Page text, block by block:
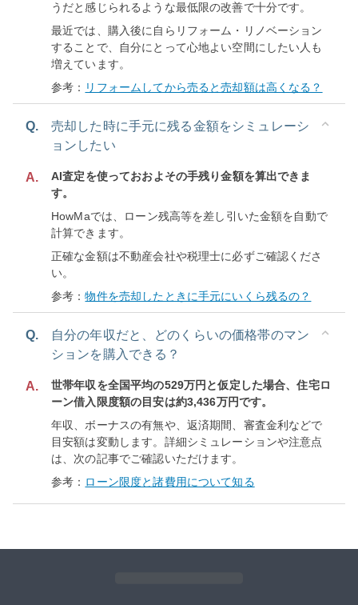
うだと感じられるような最低限の改善で十分です。
最近では、購入後に自らリフォーム・リノベーション
することで、自分にとって心地よい空間にしたい人も
増えています。
参考： リフォームしてから売ると売却額は高くなる？
Q.
売却した時に手元に残る金額をシミュレーシ
ョンしたい
A.
AI査定を使っておおよその手残り金額を算出できま
す。
HowMaでは、ローン残高等を差し引いた金額を自動で
計算できます。
正確な金額は不動産会社や税理士に必ずご確認くださ
い。
参考：物件を売却したときに手元にいくら残るの？
Q.
自分の年収だと、どのくらいの価格帯のマン
ションを購入できる？
A.
世帯年収を全国平均の529万円と仮定した場合、住宅ロ
ーン借入限度額の目安は約3,436万円です。
年収、ボーナスの有無や、返済期間、審査金利などで
目安額は変動します。詳細シミュレーションや注意点
は、次の記事でご確認いただけます。
参考： ローン限度と諸費用について知る